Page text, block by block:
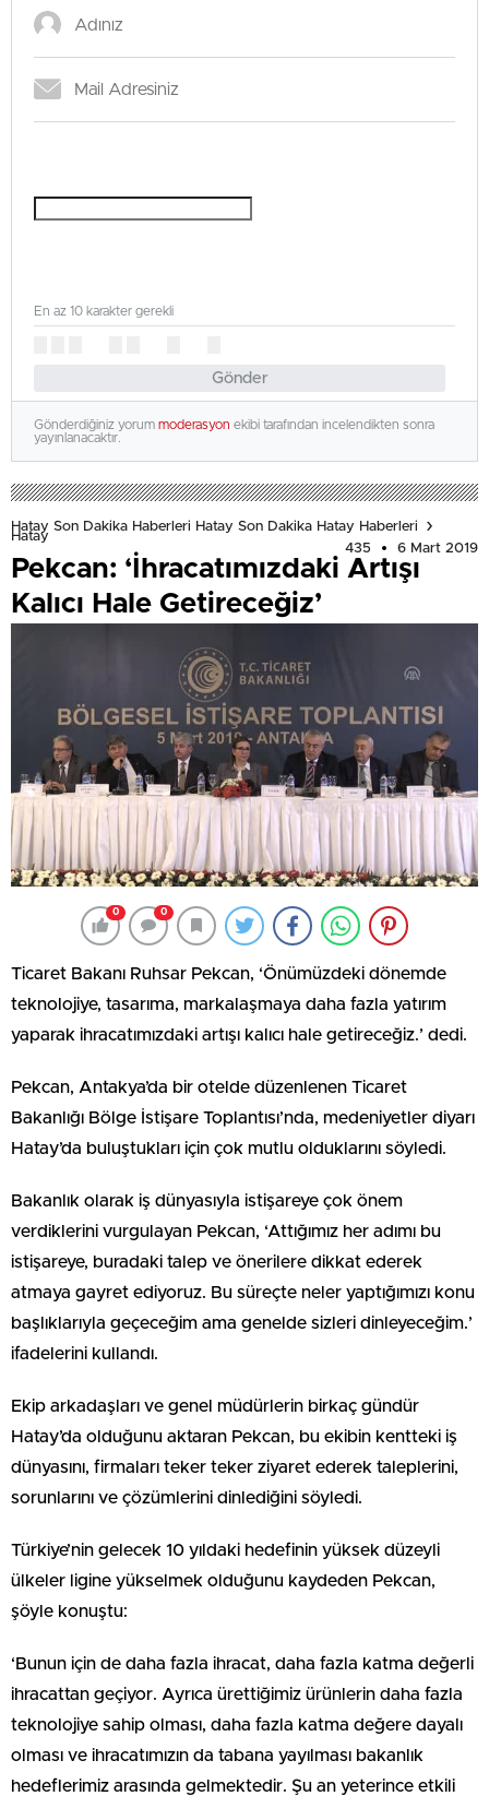
Gönder
En az 10 karakter gerekli
Gönderdiğiniz yorum moderasyon ekibi tarafından incelendikten sonra
yayınlanacaktır.
Hatay Son Dakika Haberleri Hatay Son Dakika Hatay Haberleri
Hatay
435
6 Mart 2019
Pekcan: ‘İhracatımızdaki Artışı
Kalıcı Hale Getireceğiz’
0 0
Ticaret Bakanı Ruhsar Pekcan, ‘Önümüzdeki dönemde
teknolojiye, tasarıma, markalaşmaya daha fazla yatırım
yaparak ihracatımızdaki artışı kalıcı hale getireceğiz.’ dedi.
Pekcan, Antakya’da bir otelde düzenlenen Ticaret
Bakanlığı Bölge İstişare Toplantısı’nda, medeniyetler diyarı
Hatay’da buluştukları için çok mutlu olduklarını söyledi.
Bakanlık olarak iş dünyasıyla istişareye çok önem
verdiklerini vurgulayan Pekcan, ‘Attığımız her adımı bu
istişareye, buradaki talep ve önerilere dikkat ederek
atmaya gayret ediyoruz. Bu süreçte neler yaptığımızı konu
başlıklarıyla geçeceğim ama genelde sizleri dinleyeceğim.’
ifadelerini kullandı.
Ekip arkadaşları ve genel müdürlerin birkaç gündür
Hatay’da olduğunu aktaran Pekcan, bu ekibin kentteki iş
dünyasını, firmaları teker teker ziyaret ederek taleplerini,
sorunlarını ve çözümlerini dinlediğini söyledi.
Türkiye’nin gelecek 10 yıldaki hedefinin yüksek düzeyli
ülkeler ligine yükselmek olduğunu kaydeden Pekcan,
şöyle konuştu:
‘Bunun için de daha fazla ihracat, daha fazla katma değerli
ihracattan geçiyor. Ayrıca ürettiğimiz ürünlerin daha fazla
teknolojiye sahip olması, daha fazla katma değere dayalı
olması ve ihracatımızın da tabana yayılması bakanlık
hedeflerimiz arasında gelmektedir. Şu an yeterince etkili